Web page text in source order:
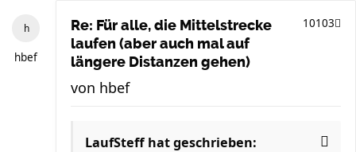
hbef
Re: Für alle, die Mittelstrecke
laufen (aber auch mal auf
längere Distanzen gehen)
10103
von hbef
LaufSteffhat geschrieben: